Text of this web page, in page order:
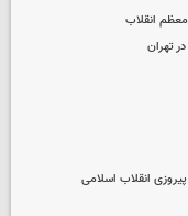
معظم انقلاب
تهران
انقلاب اسلامی